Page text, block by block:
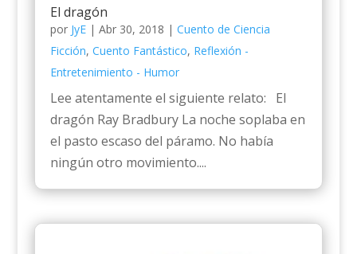
El dragón
por JyE| Abr 30, 2018 | Cuento de Ciencia
Ficción, Cuento Fantástico, Reflexión -
Entretenimiento - Humor
Lee atentamente el siguiente relato: El
dragón Ray Bradbury La noche soplaba en
el pasto escaso del páramo. No había
ningún otro movimiento....